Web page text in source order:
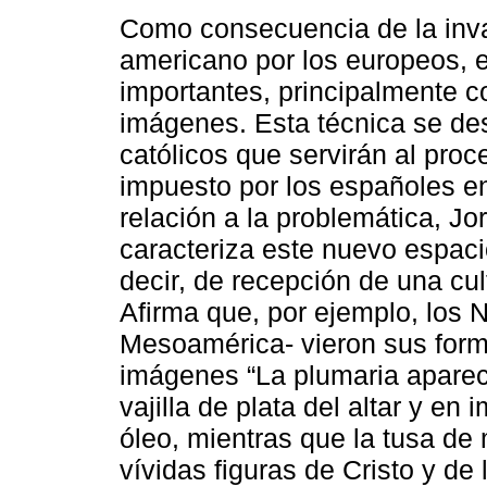
Como consecuencia de la
americano por los europeos,
importantes, principalmente
imágenes. Esta técnica se
católicos que servirán al
impuesto por los españoles
relación a la problemática,
caracteriza este nuevo
decir, de recepción de una
Afirma que, por ejemplo, los
Mesoamérica- vieron sus
imágenes “La plumaria
vajilla de plata del altar y en
óleo, mientras que la tusa de
vívidas figuras de Cristo y de